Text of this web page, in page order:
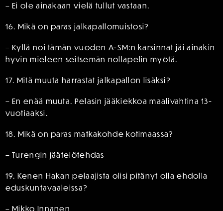
– Ei ole ainakaan vielä tullut vastaan.
16. Mikä on paras jalkapallomuistosi?
– Kyllä noi tämän vuoden A-SM:n karsinnat jäi ainakin
hyvin mieleen seitsemän nollapelin myötä.
17. Mitä muuta harrastat jalkapallon lisäksi?
– En enää muuta. Pelasin jääkiekkoa maalivahtina 13-
vuotiaaksi.
18. Mikä on paras matkakohde kotimaassa?
– Turengin jäätelötehdas
19. Kenen Hakan pelaajista olisi pitänyt olla ehdolla
eduskuntavaaleissa?
– Mikko Innanen